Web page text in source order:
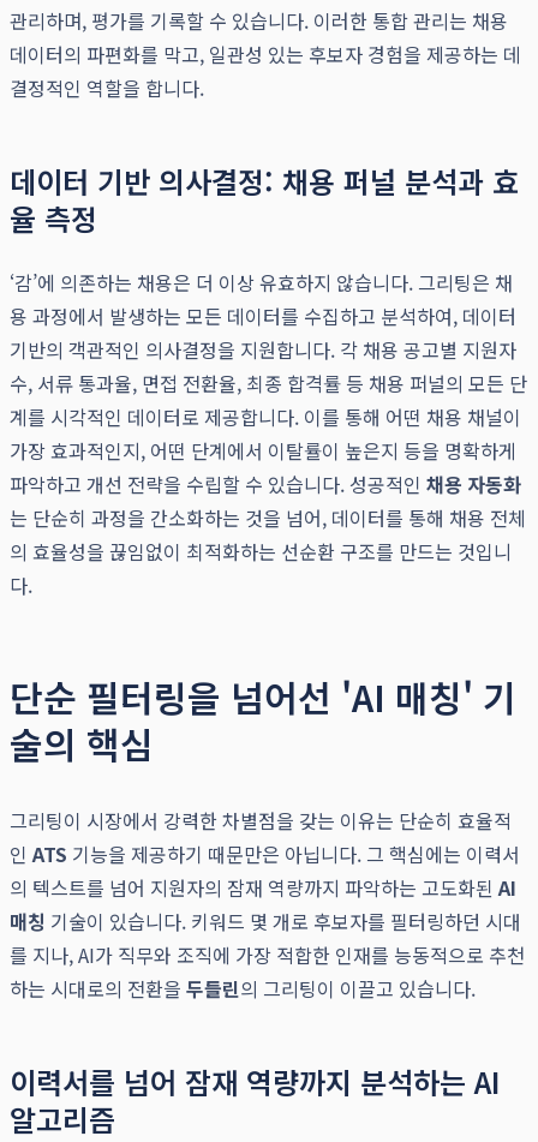
관리하며, 평가를 기록할 수 있습니다. 이러한 통합 관리는 채용
데이터의 파편화를 막고, 일관성 있는 후보자 경험을 제공하는 데
결정적인 역할을 합니다.
데이터 기반 의사결정: 채용 퍼널 분석과 효
율 측정
‘감’에 의존하는 채용은 더 이상 유효하지 않습니다. 그리팅은 채
용 과정에서 발생하는 모든 데이터를 수집하고 분석하여, 데이터
기반의 객관적인 의사결정을 지원합니다. 각 채용 공고별 지원자
수, 서류 통과율, 면접 전환율, 최종 합격률 등 채용 퍼널의 모든 단
계를 시각적인 데이터로 제공합니다. 이를 통해 어떤 채용 채널이
가장 효과적인지, 어떤 단계에서 이탈률이 높은지 등을 명확하게
파악하고 개선 전략을 수립할 수 있습니다. 성공적인 채용 자동화
는 단순히 과정을 간소화하는 것을 넘어, 데이터를 통해 채용 전체
의 효율성을 끊임없이 최적화하는 선순환 구조를 만드는 것입니
다.
단순 필터링을 넘어선 'AI 매칭' 기
술의 핵심
그리팅이 시장에서 강력한 차별점을 갖는 이유는 단순히 효율적
인ATS 기능을 제공하기 때문만은 아닙니다. 그 핵심에는 이력서
의 텍스트를 넘어 지원자의 잠재 역량까지 파악하는 고도화된AI
매칭 기술이 있습니다. 키워드 몇 개로 후보자를 필터링하던 시대
를 지나, AI가 직무와 조직에 가장 적합한 인재를 능동적으로 추천
하는 시대로의 전환을 두들린의 그리팅이 이끌고 있습니다.
이력서를 넘어 잠재 역량까지 분석하는 AI
알고리즘